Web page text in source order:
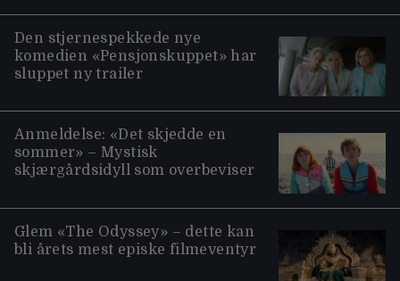
Den stjernespekkede nye
komedien «Pensjonskuppet» har
sluppet ny trailer
Anmeldelse: «Det skjedde en
sommer» – Mystisk
skjærgårdsidyll som overbeviser
Glem «The Odyssey» – dette kan
bli årets mest episke filmeventyr